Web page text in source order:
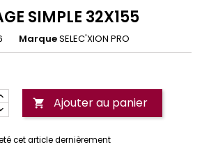
SIMPLE 32X155
MarqueSELEC'XION PRO
 Ajouter au panier
cet article dernièrement